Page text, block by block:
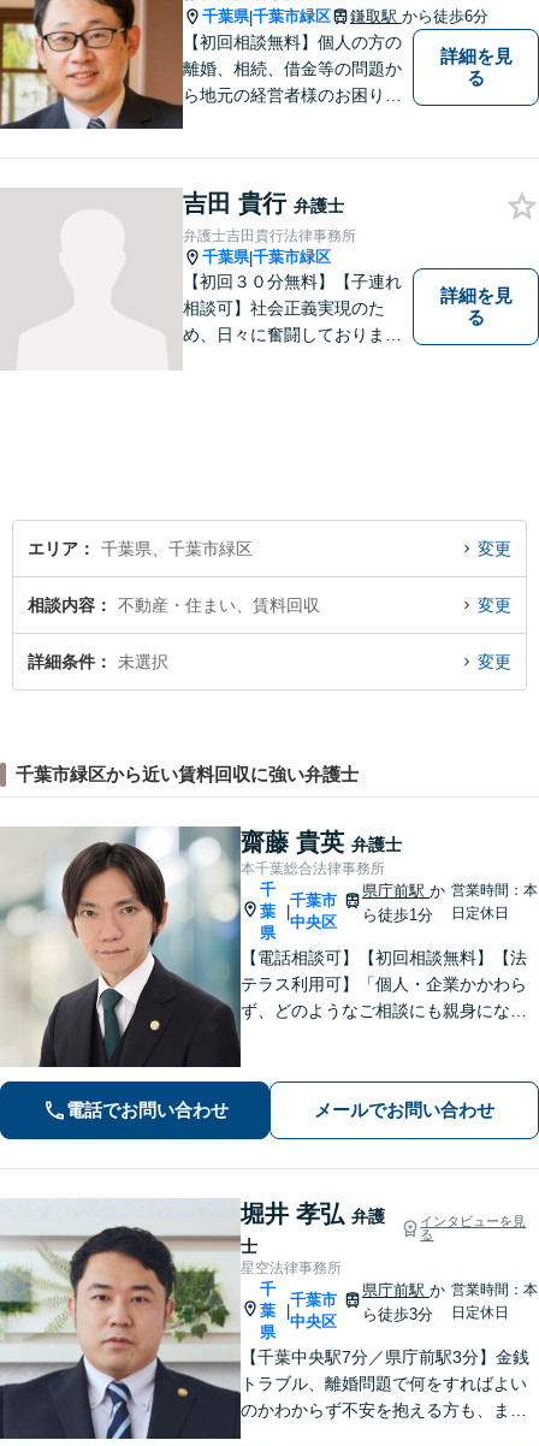
千葉県|千葉市緑区 鎌取駅 から徒歩6分
【初回相談無料】個人の方の
離婚、相続、借金等の問題か
ら地元の経営者様のお困りご
詳細を見
る
吉田 貴行 弁護士
弁護士吉田貴行法律事務所
千葉県|千葉市緑区
【初回３０分無料】【子連れ
相談可】社会正義実現のた
め、日々に奮闘しておりま
詳細を見
る
エリア 千葉県、千葉市緑区 変更
相談内容 不動産・住まい、賃料回収 変更
詳細条件 未選択 変更
千葉市緑区から近い賃料回収に強い弁護士
齋藤 貴英 弁護士
本千葉総合法律事務所
千
葉
県
千葉市
中央区
県庁前駅か
ら徒歩1分
営業時間：本
日定休日
【電話相談可】【初回相談無料】【法
テラス利用可】「個人・企業かかわら
ず、どのようなご相談にも親身になっ
幅広くサポート。【夜間・休日面談
可】【完全個室】【本千葉駅徒歩３
分】
電話でお問い合わせ メールでお問い合わせ
堀井 孝弘 弁護
士
インタビューを見
る
星空法律事務所
千
葉
県
千葉市
中央区
県庁前駅か
ら徒歩3分
営業時間：本
日定休日
【千葉中央駅7分／県庁前駅3分】金銭
トラブル、離婚問題で何をすればよい
のかわからず不安を抱える方も、まず